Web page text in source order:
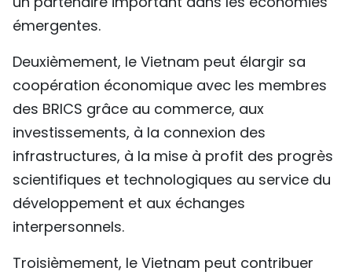
émergentes.
Deuxièmement, le Vietnam peut élargir sa
coopération économique avec les membres
des BRICS grâce au commerce, aux
investissements, à la connexion des
infrastructures, à la mise à profit des progrès
scientifiques et technologiques au service du
développement et aux échanges
interpersonnels.
Troisièmement, le Vietnam peut contribuer